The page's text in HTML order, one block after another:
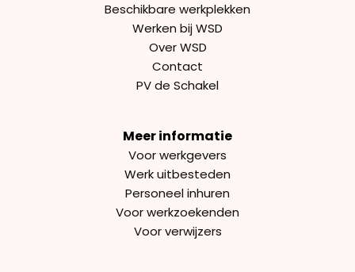
Beschikbare werkplekken
Werken bij WSD
Over WSD
Contact
PV de Schakel
Meer informatie
Voor werkgevers
Werk uitbesteden
Personeel inhuren
Voor werkzoekenden
Voor verwijzers